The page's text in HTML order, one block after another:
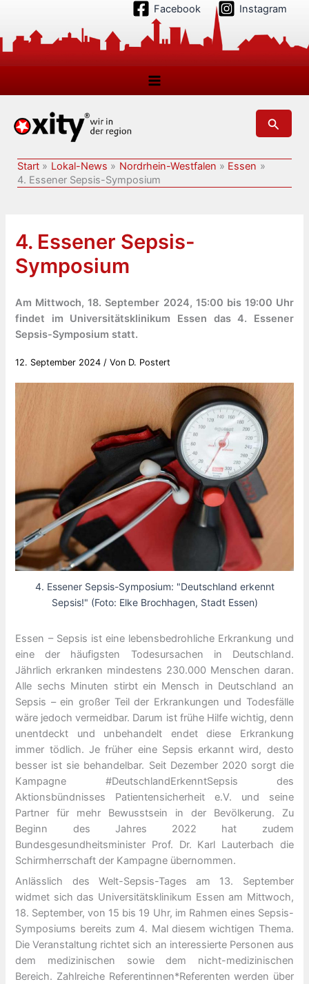
springen
Facebook Instagram
Suchen
Start Lokal-News Nordrhein-Westfalen
Essen
4. Essener Sepsis-Symposium
4. Essener Sepsis-
Symposium
Am Mittwoch, 18. September 2024, 15:00 bis 19:00 Uhr
findet im Universitätsklinikum Essen das 4. Essener
Sepsis-Symposium statt.
12. September 2024 / Von D. Postert
4. Essener Sepsis-Symposium: "Deutschland erkennt
Sepsis!" (Foto: Elke Brochhagen, Stadt Essen)
Essen – Sepsis ist eine lebensbedrohliche Erkrankung und
eine der häufigsten Todesursachen in Deutschland.
Jährlich erkranken mindestens 230.000 Menschen daran.
Alle sechs Minuten stirbt ein Mensch in Deutschland an
Sepsis – ein großer Teil der Erkrankungen und Todesfälle
wäre jedoch vermeidbar. Darum ist frühe Hilfe wichtig, denn
unentdeckt und unbehandelt endet diese Erkrankung
immer tödlich. Je früher eine Sepsis erkannt wird, desto
besser ist sie behandelbar. Seit Dezember 2020 sorgt die
Kampagne #DeutschlandErkenntSepsis des
Aktionsbündnisses Patientensicherheit e.V. und seine
Partner für mehr Bewusstsein in der Bevölkerung. Zu
Beginn des Jahres 2022 hat zudem
Bundesgesundheitsminister Prof. Dr. Karl Lauterbach die
Schirmherrschaft der Kampagne übernommen.
Anlässlich des Welt-Sepsis-Tages am 13. September
widmet sich das Universitätsklinikum Essen am Mittwoch,
18. September, von 15 bis 19 Uhr, im Rahmen eines Sepsis-
Symposiums bereits zum 4. Mal diesem wichtigen Thema.
Die Veranstaltung richtet sich an interessierte Personen aus
dem medizinischen sowie dem nicht-medizinischen
Bereich. Zahlreiche Referentinnen*Referenten werden über